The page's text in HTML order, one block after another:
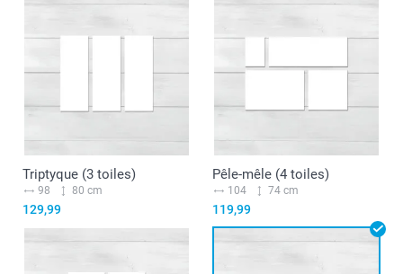
Triptyque (3 toiles)
98 80 cm
129,99
Pêle-mêle (4 toiles)
104 74 cm
119,99